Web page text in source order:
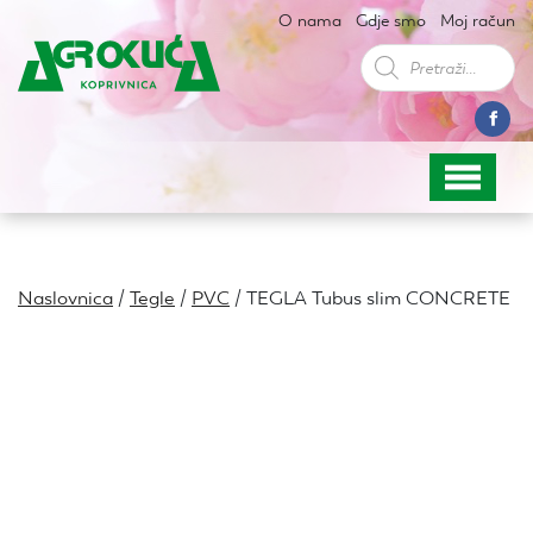
O nama Gdje smo Moj račun
Products
search
Naslovnica /Tegle / PVC / TEGLA Tubus slim CONCRETE